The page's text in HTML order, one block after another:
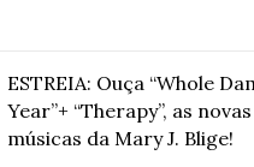
ESTREIA: Ouça “Whole
Year”+ “Therapy”, as novas
músicas da Mary J. Blige!